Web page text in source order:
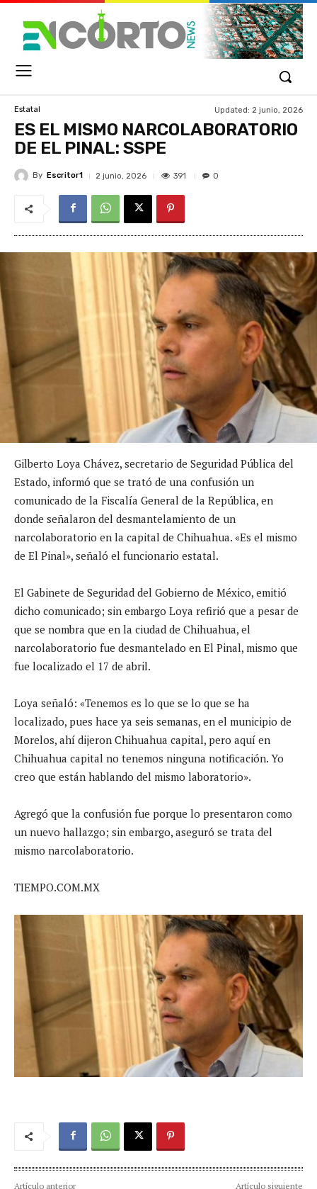
Estatal Updated: 2 junio, 2026
ES EL MISMO NARCOLABORATORIO
DE EL PINAL: SSPE
By Escritor1 2 junio, 2026 391 0
Gilberto Loya Chávez, secretario de Seguridad Pública del
Estado, informó que se trató de una confusión un
comunicado de la Fiscalía General de la República, en
donde señalaron del desmantelamiento de un
narcolaboratorio en la capital de Chihuahua. «Es el mismo
de El Pinal», señaló el funcionario estatal.
El Gabinete de Seguridad del Gobierno de México, emitió
dicho comunicado; sin embargo Loya refirió que a pesar de
que se nombra que en la ciudad de Chihuahua, el
narcolaboratorio fue desmantelado en El Pinal, mismo que
fue localizado el 17 de abril.
Loya señaló: «Tenemos es lo que se lo que se ha
localizado, pues hace ya seis semanas, en el municipio de
Morelos, ahí dijeron Chihuahua capital, pero aquí en
Chihuahua capital no tenemos ninguna notificación. Yo
creo que están hablando del mismo laboratorio».
Agregó que la confusión fue porque lo presentaron como
un nuevo hallazgo; sin embargo, aseguró se trata del
mismo narcolaboratorio.
TIEMPO.COM.MX
Artículo anterior Artículo siguiente